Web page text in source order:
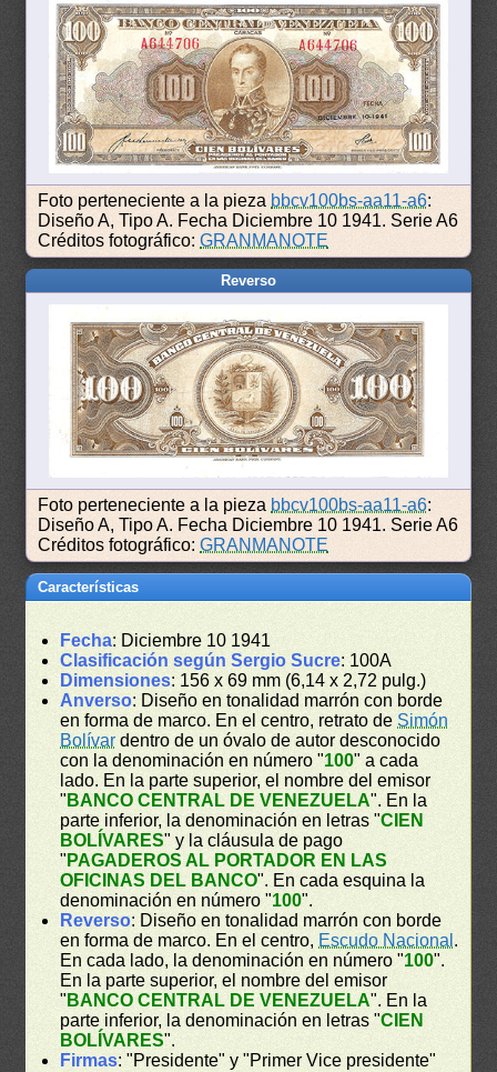
Foto perteneciente a la pieza bbcv100bs-aa11-a6:
Diseño A, Tipo A. Fecha Diciembre 10 1941. Serie A6
Créditos fotográfico:GRANMANOTE
Reverso
Foto perteneciente a la pieza bbcv100bs-aa11-a6:
Diseño A, Tipo A. Fecha Diciembre 10 1941. Serie A6
Créditos fotográfico:GRANMANOTE
Características
Fecha: Diciembre 10 1941
Clasificación según Sergio Sucre: 100A
Dimensiones: 156 x 69 mm (6,14 x 2,72 pulg.)
Anverso: Diseño en tonalidad marrón con borde
en forma de marco. En el centro, retrato de Simón
Bolívar dentro de un óvalo de autor desconocido
con la denominación en número "100" a cada
lado. En la parte superior, el nombre del emisor
" BANCO CENTRAL DE VENEZUELA". En la
parte inferior, la denominación en letras "CIEN
BOLÍVARES" y la cláusula de pago
" PAGADEROS AL PORTADOR EN LAS
OFICINAS DEL BANCO". En cada esquina la
denominación en número "100".
Reverso: Diseño en tonalidad marrón con borde
en forma de marco. En el centro, Escudo Nacional .
En cada lado, la denominación en número "100".
En la parte superior, el nombre del emisor
" BANCO CENTRAL DE VENEZUELA". En la
parte inferior, la denominación en letras "CIEN
BOLÍVARES".
Firmas: "Presidente" y "Primer Vice presidente"